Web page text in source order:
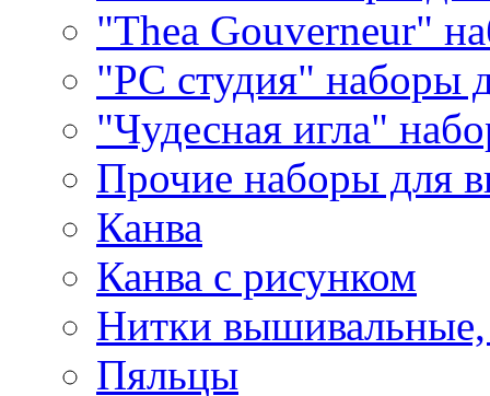
"Thea Gouverneur"
"РС студия" наборы
"Чудесная игла"
Прочие наборы для
Канва
Канва с рисунком
Нитки
Пяльцы